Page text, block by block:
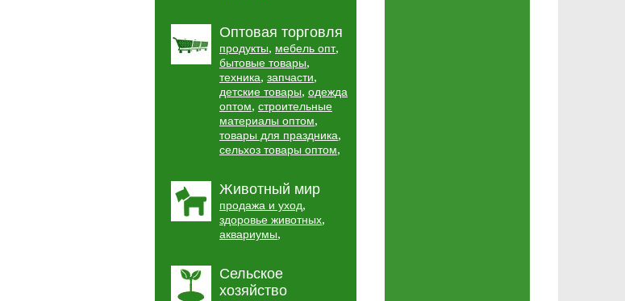
Оптовая торговля
продукты, мебель опт,
бытовые товары,
техника, запчасти,
детские товары, одежда
оптом, строительные
материалы оптом,
товары для праздника,
сельхоз товары оптом,
Животный мир
продажа и уход,
здоровье животных,
аквариумы,
Сельское
хозяйство